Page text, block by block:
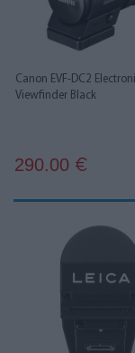
Canon EVF-DC2
Viewfinder Black
290.00 €